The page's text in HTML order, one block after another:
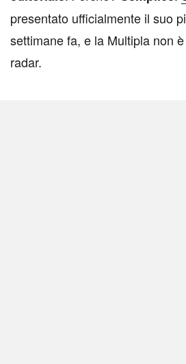
presentato ufficialmente il suo
settimane fa, e la Multipla non
radar.